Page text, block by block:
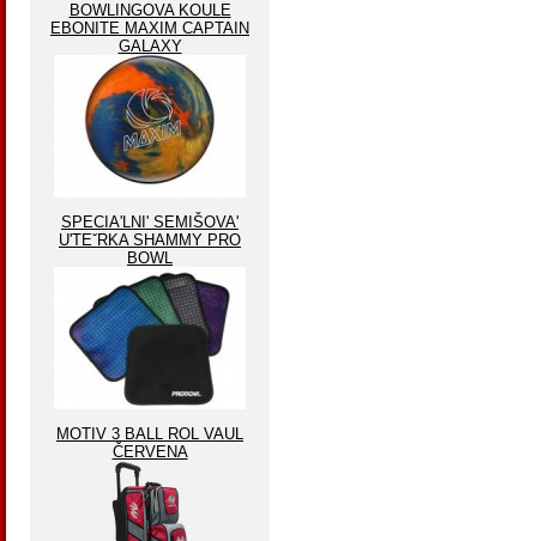
BOWLINGOVA KOULE
EBONITE MAXIM CAPTAIN
GALAXY
SPECIA'LNI' SEMIŠOVA'
U'TEˇRKA SHAMMY PRO
BOWL
MOTIV 3 BALL ROL VAUL
ČERVENA